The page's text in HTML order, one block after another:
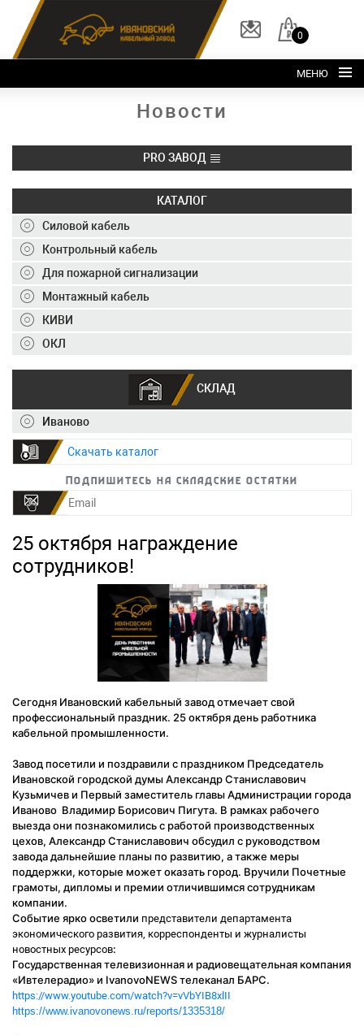
0
МЕНЮ
О заводе
Каталог
ОКЛ
Вакансии
Контакты
+7 (495) 150-40-20
Новости
PRO ЗАВОД
КАТАЛОГ
Силовой кабель
Контрольный кабель
Для пожарной сигнализации
Монтажный кабель
КИВИ
ОКЛ
СКЛАД
Иваново
Скачать каталог
Подпишитесь на складские остатки
25 октября награждение
сотрудников!
Сегодня Ивановский кабельный завод отмечает свой
профессиональный праздник. 25 октября день работника
кабельной промышленности.
Завод посетили и поздравили с праздником Председатель
Ивановской городской думы Александр Станиславович
Кузьмичев и Первый заместитель главы Администрации города
Иваново Владимир Борисович Пигута. В рамках рабочего
выезда они познакомились с работой производственных
цехов, Александр Станиславович обсудил с руководством
завода дальнейшие планы по развитию, а также меры
поддержки, которые может оказать город. Вручили Почетные
грамоты, дипломы и премии отличившимся сотрудникам
компании.
Событие ярко осветили представители департамента
экономического развития, корреспонденты и журналисты
новостных ресурсов:
Государственная телевизионная и радиовещательная компания
«Ивтелерадио» и IvanovoNEWS телеканал БАРС.
https://www.youtube.com/watch?v=vVbYIB8xlII
https://www.ivanovonews.ru/reports/1335318/